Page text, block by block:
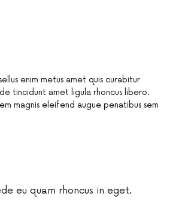
enim metus amet quis curabitur
tincidunt amet ligula rhoncus libero.
magnis eleifend augue penatibus sem
eu quam rhoncus in eget.